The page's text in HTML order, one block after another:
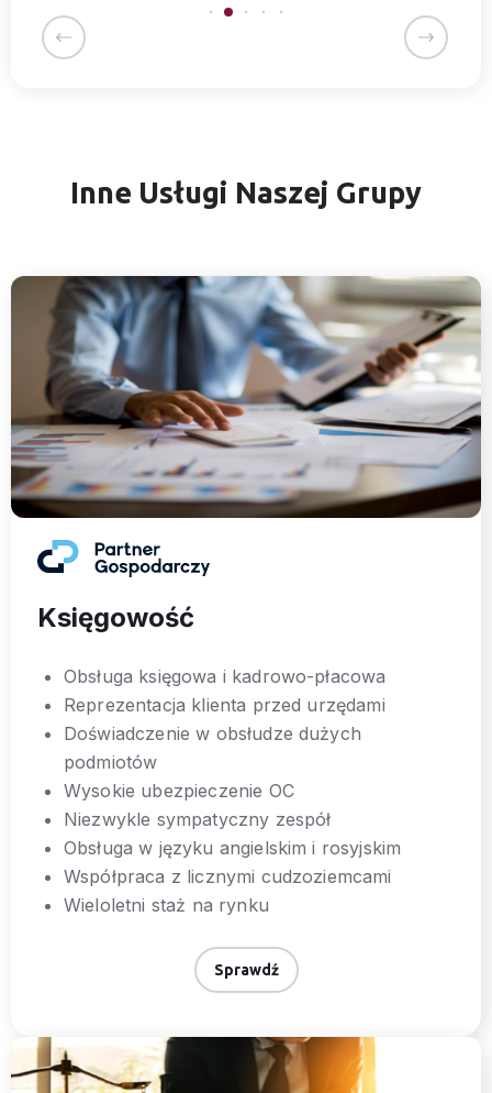
Inne Usługi Naszej Grupy
Księgowość
Obsługa księgowa i kadrowo-płacowa
Reprezentacja klienta przed urzędami
Doświadczenie w obsłudze dużych
podmiotów
Wysokie ubezpieczenie OC
Niezwykle sympatyczny zespół
Obsługa w języku angielskim i rosyjskim
Współpraca z licznymi cudzoziemcami
Wieloletni staż na rynku
Sprawdź